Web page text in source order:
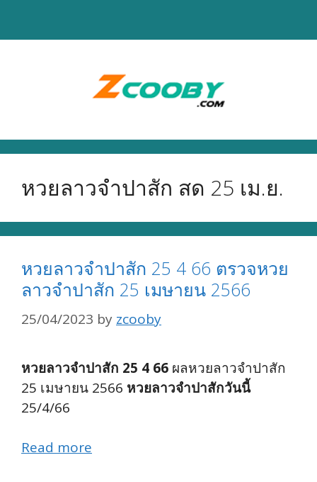
หวยลาวจำปาสัก สด 25 เม.ย.
หวยลาวจำปาสัก 25 4 66 ตรวจหวย
ลาวจำปาสัก 25 เมษายน 2566
25/04/2023 by zcooby
หวยลาวจำปาสัก 25 4 66 ผลหวยลาวจำปาสัก
25 เมษายน 2566 หวยลาวจำปาสักวันนี้
25/4/66
Read more